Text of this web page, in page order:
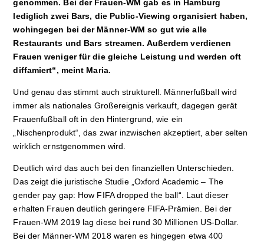
genommen. Bei der Frauen-WM gab es in Hamburg
lediglich zwei Bars, die Public-Viewing organisiert haben,
wohingegen bei der Männer-WM so gut wie alle
Restaurants und Bars streamen. Außerdem verdienen
Frauen weniger für die gleiche Leistung und werden oft
diffamiert“, meint Maria.
Und genau das stimmt auch strukturell. Männerfußball wird
immer als nationales Großereignis verkauft, dagegen gerät
Frauenfußball oft in den Hintergrund, wie ein
„Nischenprodukt“, das zwar inzwischen akzeptiert, aber selten
wirklich ernstgenommen wird.
Deutlich wird das auch bei den finanziellen Unterschieden.
Das zeigt die juristische Studie „Oxford Academic – The
gender pay gap: How FIFA dropped the ball“. Laut dieser
erhalten Frauen deutlich geringere FIFA-Prämien. Bei der
Frauen-WM 2019 lag diese bei rund 30 Millionen US-Dollar.
Bei der Männer-WM 2018 waren es hingegen etwa 400